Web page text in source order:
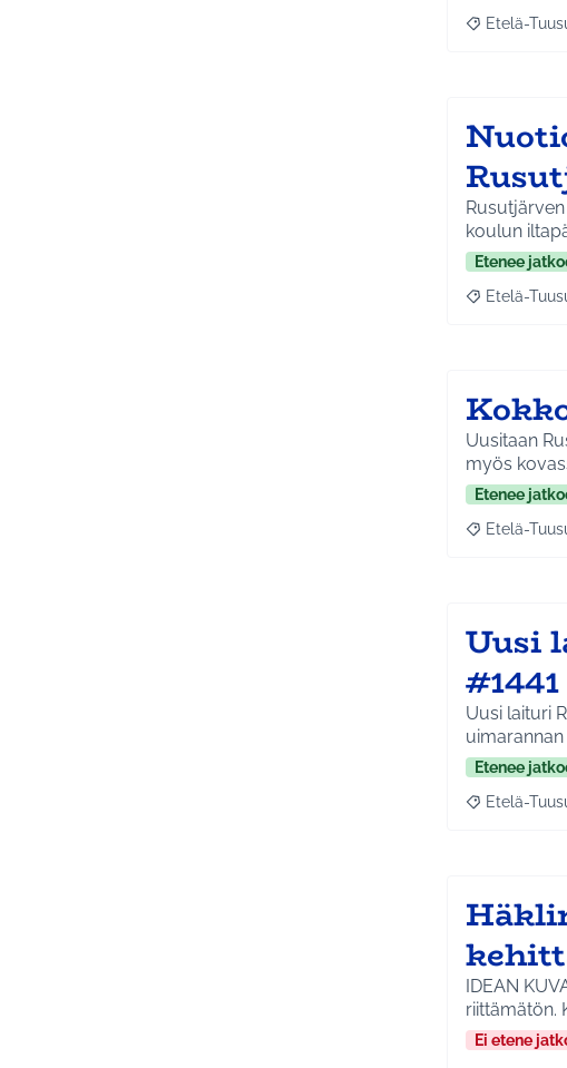
Rajaa
Etelä-
koulun
Etenee
Rajaa
Etelä-
Uusitaan
myös
Etenee
Rajaa
Etelä-
Uusi
#1441
Uusi laituri Rusutjärven
uimarannan
Etenee
Rajaa
Etelä-
IDEAN
riittämätön.
Ei etene